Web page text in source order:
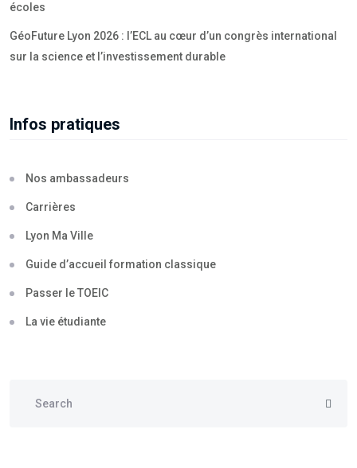
écoles
GéoFuture Lyon 2026 : l’ECL au cœur d’un congrès international
sur la science et l’investissement durable
Infos pratiques
Nos ambassadeurs
Carrières
Lyon Ma Ville
Guide d’accueil formation classique
Passer le TOEIC
La vie étudiante